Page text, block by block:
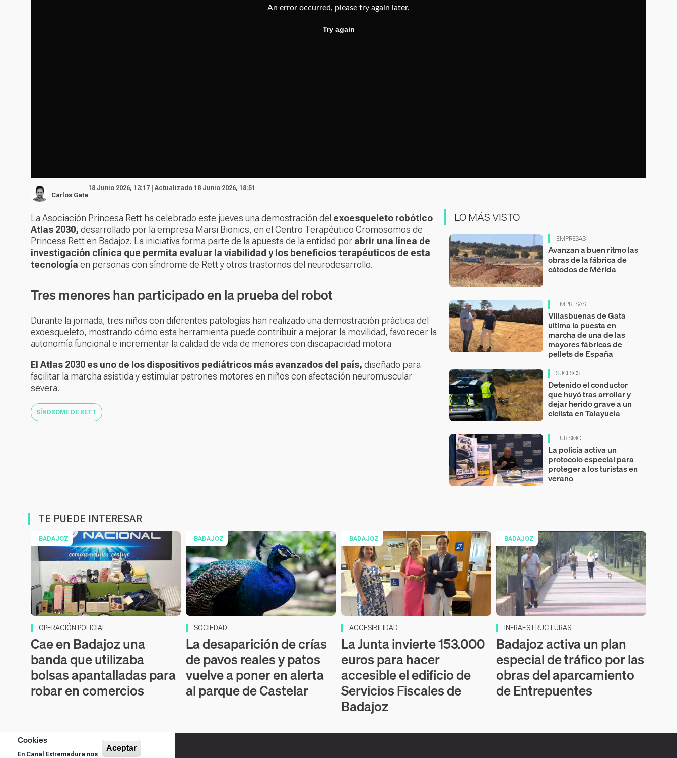
Cookies
En Canal Extremadura nos
Aceptar
Carlos Gata
18 Junio 2026, 13:17 | Actualizado 18 Junio 2026, 18:51
La Asociación Princesa Rett ha celebrado este jueves una demostración del exoesqueleto robótico
Atlas 2030, desarrollado por la empresa Marsi Bionics, en el Centro Terapéutico Cromosomos de
Princesa Rett en Badajoz. La iniciativa forma parte de la apuesta de la entidad por abrir una línea de
investigación clínica que permita evaluar la viabilidad y los beneficios terapéuticos de esta
tecnología en personas con síndrome de Rett y otros trastornos del neurodesarrollo.
Tres menores han participado en la prueba del robot
Durante la jornada, tres niños con diferentes patologías han realizado una demostración práctica del
exoesqueleto, mostrando cómo esta herramienta puede contribuir a mejorar la movilidad, favorecer la
autonomía funcional e incrementar la calidad de vida de menores con discapacidad motora
El Atlas 2030 es uno de los dispositivos pediátricos más avanzados del país, diseñado para
facilitar la marcha asistida y estimular patrones motores en niños con afectación neuromuscular
severa.
SÍNDROME DE RETT
LO MÁS VISTO
EMPRESAS
Avanzan a buen ritmo las
obras de la fábrica de
cátodos de Mérida
EMPRESAS
Villasbuenas de Gata
ultima la puesta en
marcha de una de las
mayores fábricas de
pellets de España
SUCESOS
Detenido el conductor
que huyó tras arrollar y
dejar herido grave a un
ciclista en Talayuela
TURISMO
La policía activa un
protocolo especial para
proteger a los turistas en
verano
TE PUEDE INTERESAR
BADAJOZ
OPERACIÓN POLICIAL
Cae en Badajoz una
banda que utilizaba
bolsas apantalladas para
robar en comercios
BADAJOZ
SOCIEDAD
La desaparición de crías
de pavos reales y patos
vuelve a poner en alerta
al parque de Castelar
BADAJOZ
ACCESIBILIDAD
La Junta invierte 153.000
euros para hacer
accesible el edificio de
Servicios Fiscales de
Badajoz
BADAJOZ
INFRAESTRUCTURAS
Badajoz activa un plan
especial de tráfico por las
obras del aparcamiento
de Entrepuentes